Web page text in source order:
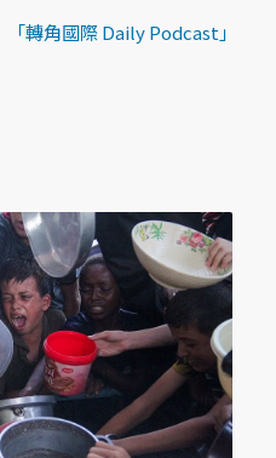
「轉角國際 Daily Podcast」